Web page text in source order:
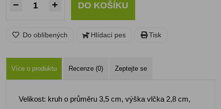
DO KOŠÍKU
Do oblíbených Hlídací pes Tisk
Více o produktu Recenze (0) Zeptejte se
Velikost: kruh o průměru 3,5 cm, výška vlčka 2,8 cm,